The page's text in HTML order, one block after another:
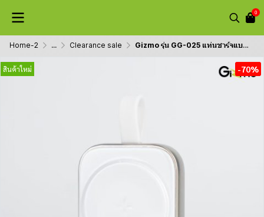
0
Home-2 ... Clearance sale Gizmo รุ่น GG-025 แท่นชาร์จแบบแม่เหล็ก สำหรับ Apple Watch Magnetic charging stand (สายชาร์จ ios)
สินค้าใหม่ -70%